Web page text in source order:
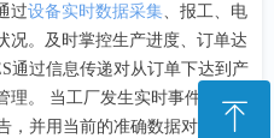
过设备实时数据采集 、报工、电
况。及时掌控生产进度、订单达
通过信息传递对从订单下达到产
理。 当工厂发生实时事件时，
并用当前的准确数据对它们进
ꁸ